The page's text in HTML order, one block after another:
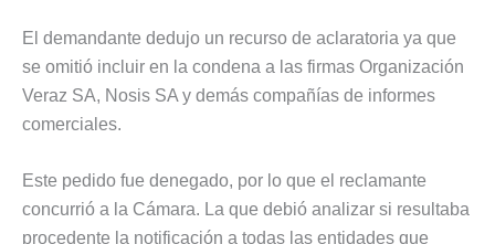
El demandante dedujo un recurso de aclaratoria ya que
se omitió incluir en la condena a las firmas Organización
Veraz SA, Nosis SA y demás compañías de informes
comerciales.
Este pedido fue denegado, por lo que el reclamante
concurrió a la Cámara. La que debió analizar si resultaba
procedente la notificación a todas las entidades que